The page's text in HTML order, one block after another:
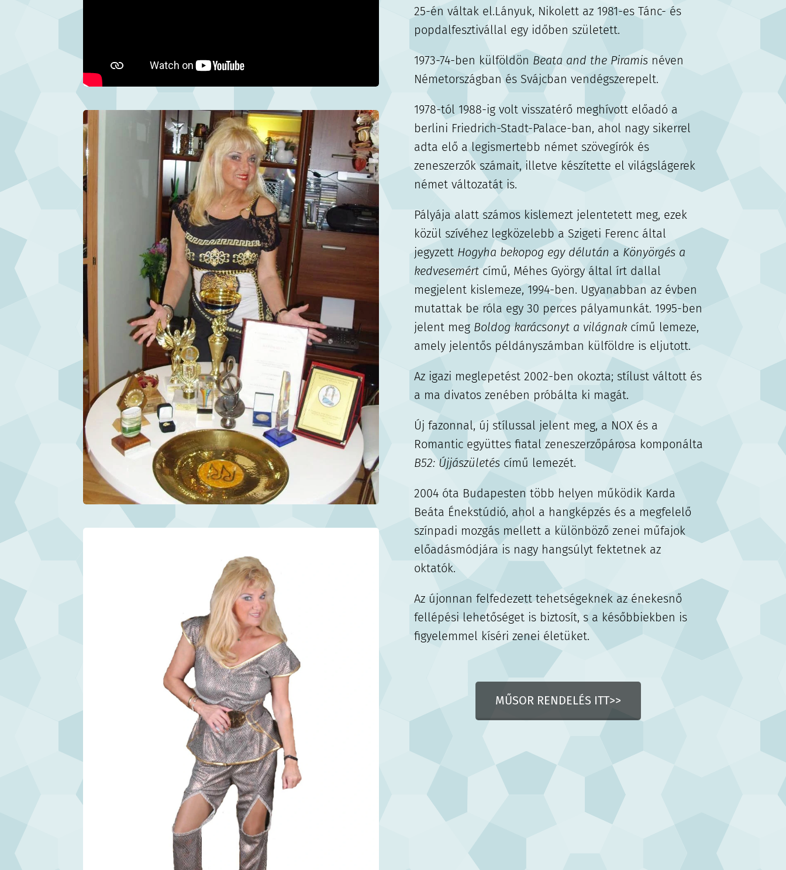
25-én váltak el.Lányuk, Nikolett az 1981-es Tánc- és
popdalfesztivállal egy időben született.
1973-74-ben külföldön Beata and the Piramisnéven
Németországban és Svájcban vendégszerepelt.
1978-tól 1988-ig volt visszatérő meghívott előadó a
berlini Friedrich-Stadt-Palace-ban, ahol nagy sikerrel
adta elő a legismertebb német szövegírók és
zeneszerzők számait, illetve készítette el világslágerek
német változatát is.
Pályája alatt számos kislemezt jelentetett meg, ezek
közül szívéhez legközelebb a Szigeti Ferenc által
jegyzett Hogyha bekopog egy délután a Könyörgés a
kedvesemértcímű, Méhes György által írt dallal
megjelent kislemeze, 1994-ben. Ugyanabban az évben
mutattak be róla egy 30 perces pályamunkát. 1995-ben
jelent meg Boldog karácsonyt a világnakcímű lemeze,
amely jelentős példányszámban külföldre is eljutott.
Az igazi meglepetést 2002-ben okozta; stílust váltott és
a ma divatos zenében próbálta ki magát.
Új fazonnal, új stílussal jelent meg, a NOX és a
Romantic együttes fiatal zeneszerzőpárosa komponálta
B52: Újjászületéscímű lemezét.
2004 óta Budapesten több helyen működik Karda
Beáta Énekstúdió, ahol a hangképzés és a megfelelő
színpadi mozgás mellett a különböző zenei műfajok
előadásmódjára is nagy hangsúlyt fektetnek az
oktatók.
Az újonnan felfedezett tehetségeknek az énekesnő
fellépési lehetőséget is biztosít, s a későbbiekben is
figyelemmel kíséri zenei életüket.
MŰSOR RENDELÉS ITT>>